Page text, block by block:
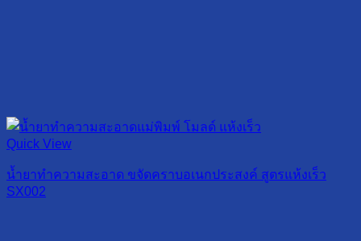
Quick View
น้ำยาทำความสะอาด ขจัดคราบอเนกประสงค์ สูตรแห้งเร็ว
SX002